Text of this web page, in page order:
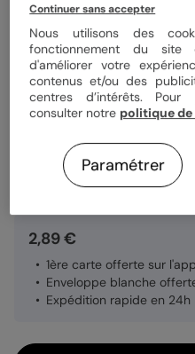
Format
Papier
Quantité
2,89 €
1ère carte offerte sur
Enveloppe blanche
Expédition rapide en 24h
Continuer sans accepter
Nous utilisons des
fonctionnement du
d'améliorer votre
contenus et/ou des
centres d’intérêts. Pour
consulter notre politique
Paramétrer